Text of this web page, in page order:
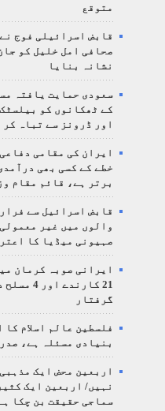
متوقع
قابض اسرائیلی فوج
صحافی امل خلیل کو
نشانہ بنایا
سعودی حمایت یافتہ
کے ٹھکانوں کو
اور ڈرونز سے تباہ کر
ایران کی مقامی
خطے کے کسی بھی
برتر ہے، قائم مقام
قابض اسرائیل سے
والوں میں غیر
صہیونی میڈیا کا
ایرانی صوبہ کرمان
21 کارندے
گرفتار
فلسطین عالم اسلام کا
بنیادی مسئلہ ہے،
اربعین محض ایک
نہیں/ اربعین ایک
سماجی حقیقت بن چکا